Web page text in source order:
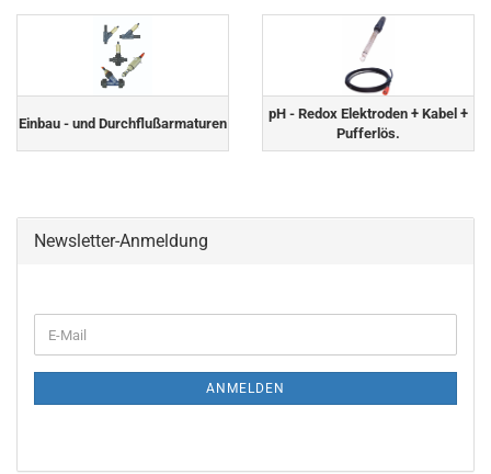
Einbau - und Durchflußarmaturen
pH - Redox Elektroden + Kabel +
Pufferlös.
Newsletter-Anmeldung
E-
Mail
ANMELDEN